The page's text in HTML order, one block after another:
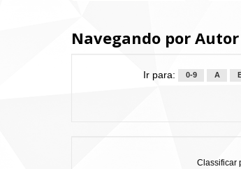
Navegando por
Ir para: 0-9 A
Classificar